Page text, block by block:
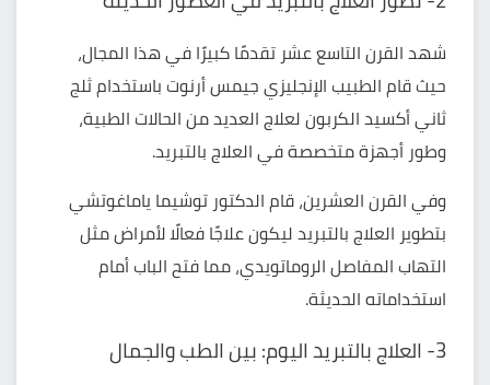
شهد القرن التاسع عشر تقدمًا كبيرًا في هذا المجال،
حيث قام الطبيب الإنجليزي جيمس أرنوت باستخدام ثلج
ثاني أكسيد الكربون لعلاج العديد من الحالات الطبية،
وطور أجهزة متخصصة في العلاج بالتبريد.
وفي القرن العشرين، قام الدكتور توشيما ياماغوتشي
بتطوير العلاج بالتبريد ليكون علاجًا فعالًا لأمراض مثل
التهاب المفاصل الروماتويدي، مما فتح الباب أمام
استخداماته الحديثة.
3- العلاج بالتبريد اليوم: بين الطب والجمال